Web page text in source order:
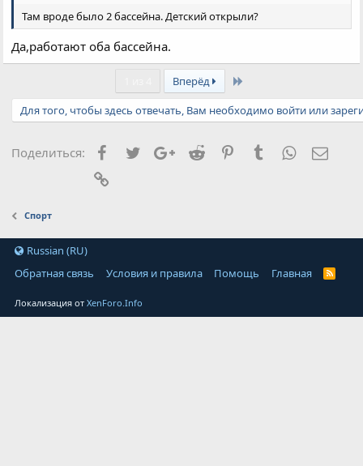
Там вроде было 2 бассейна. Детский открыли?
Да,работают оба бассейна.
Вперёд Last
Для того, чтобы здесь отвечать, Вам необходимо войти или
Поделиться: Facebook
TwitterGoogle+
Reddit PinterestTumblrWhatsApp
Спорт
Russian (RU)
Обратная связь
Условия и правила Помощь Главная
Локализация отXenForo.Info